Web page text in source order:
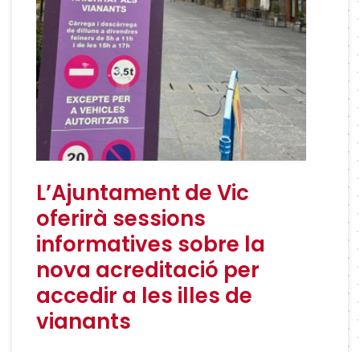
L’Ajuntament de Vic
oferirà sessions
informatives sobre la
nova acreditació per
accedir a les illes de
vianants